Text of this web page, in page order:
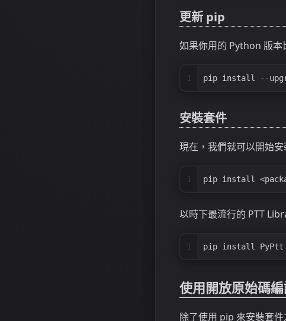
更新 pip
如果你用的 Python 版本
1 pip install --
安裝套件
現在，我們就可以開始
1 pip install
以時下最流行的 PTT
1 pip install PyPtt
使用開放原始碼
除了使用 pip 來安裝套